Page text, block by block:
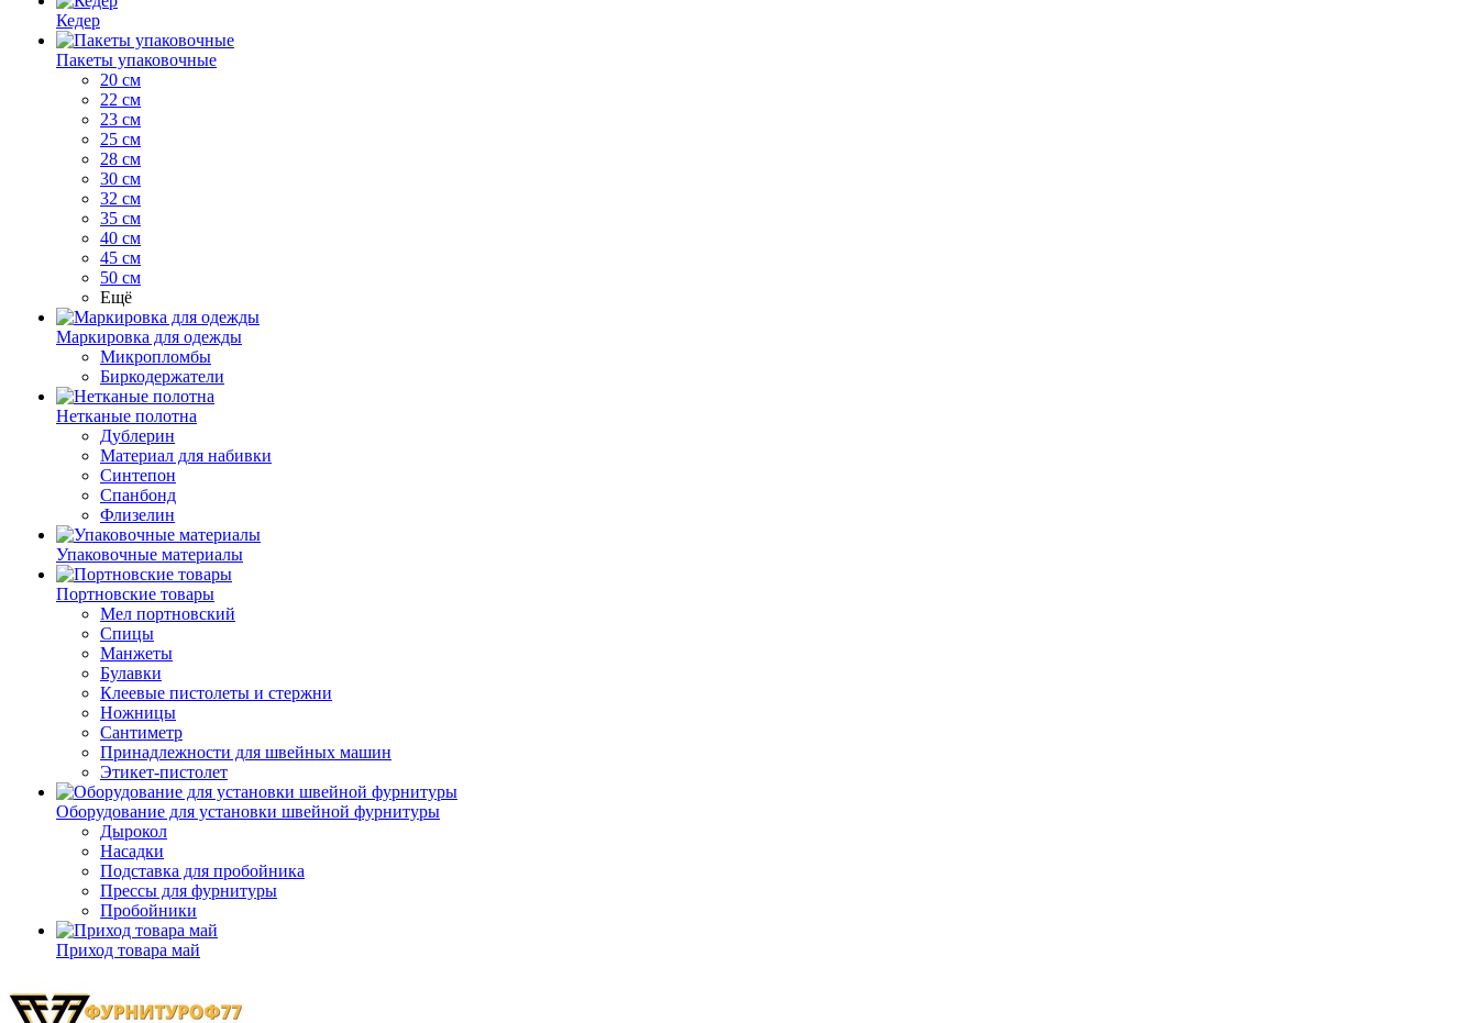
Кедер
Пакеты упаковочные
20 см
22 см
23 см
25 см
28 см
30 см
32 см
35 см
40 см
45 см
50 см
Ещё
Маркировка для одежды
Микропломбы
Биркодержатели
Нетканые полотна
Дублерин
Материал для набивки
Синтепон
Спанбонд
Флизелин
Упаковочные материалы
Портновские товары
Мел портновский
Спицы
Манжеты
Булавки
Клеевые пистолеты и стержни
Ножницы
Сантиметр
Принадлежности для швейных машин
Этикет-пистолет
Оборудование для установки швейной фурнитуры
Дырокол
Насадки
Подставка для пробойника
Прессы для фурнитуры
Пробойники
Приход товара май